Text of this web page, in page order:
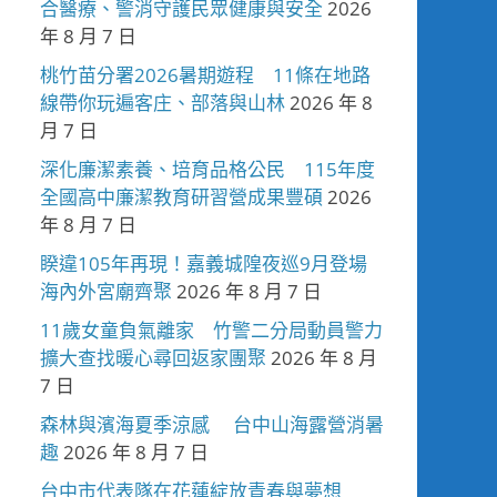
合醫療、警消守護民眾健康與安全 2026
年 8 月 7 日
桃竹苗分署2026暑期遊程 11條在地路
線帶你玩遍客庄、部落與山林2026 年 8
月 7 日
深化廉潔素養、培育品格公民 115年度
全國高中廉潔教育研習營成果豐碩 2026
年 8 月 7 日
睽違105年再現！嘉義城隍夜巡9月登場
海內外宮廟齊聚 2026 年 8 月 7 日
11歲女童負氣離家 竹警二分局動員警力
擴大查找暖心尋回返家團聚 2026 年 8 月
7 日
森林與濱海夏季涼感 台中山海露營消暑
趣2026 年 8 月 7 日
台中市代表隊在花蓮綻放青春與夢想